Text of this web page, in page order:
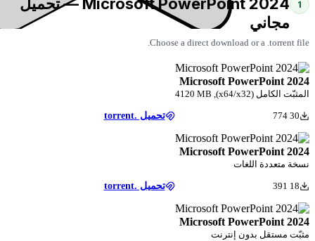
Choose a direct
Microsoft
Microsoft
Microsoft